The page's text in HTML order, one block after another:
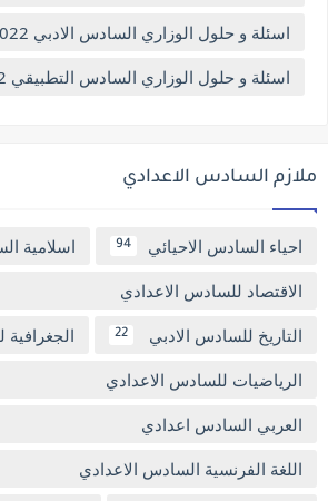
اسئلة و حلول الوزاري السادس الادبي 2022 الدور الاول
اسئلة و حلول الوزاري السادس التطبيقي 2022 الدور الاول
ملازم السادس الاعدادي
احياء السادس الاحيائي 94 اسلامية
الاقتصاد للسادس الاعدادي
التاريخ للسادس الادبي 22
الرياضيات للسادس الاعدادي
العربي السادس اعدادي
اللغة الفرنسية السادس الاعدادي